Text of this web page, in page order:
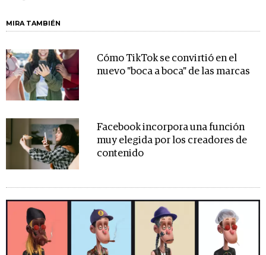
MIRA TAMBIÉN
Cómo TikTok se convirtió en el
nuevo "boca a boca" de las marcas
Facebook incorpora una función
muy elegida por los creadores de
contenido